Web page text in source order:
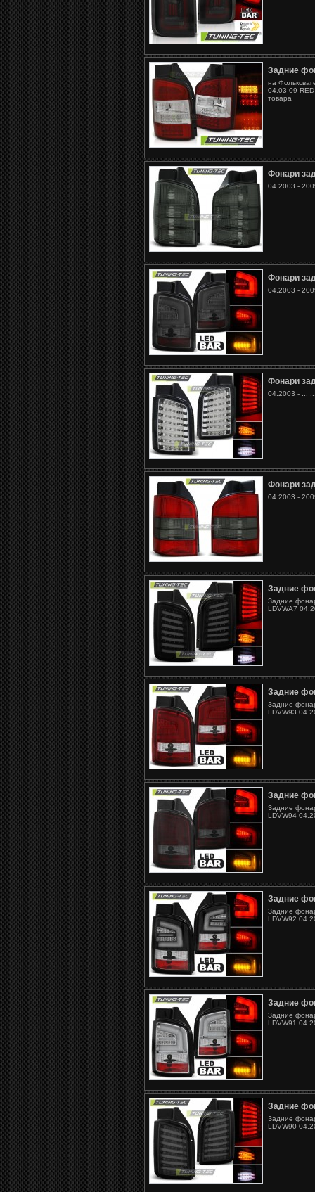
Задние
на
04.03-09
товара
Фонари
04.2003 -
Фонари
04.2003 -
Фонари
04.2003 - ...
Фонари
04.2003 -
Задние
Задние
LDVWA7
Задние
Задние
LDVW93
Задние
Задние
LDVW94
Задние
Задние
LDVW92
Задние
Задние
LDVW91
Задние
Задние
LDVW90